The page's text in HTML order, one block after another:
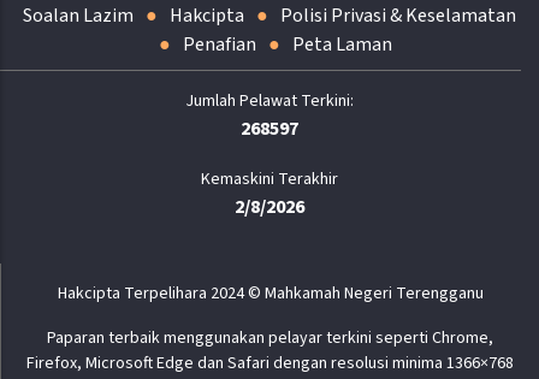
Soalan Lazim Hakcipta
Polisi Privasi & Keselamatan
Penafian
Peta Laman
268597
Kemaskini Terakhir
2/8/2026
Hakcipta Terpelihara 2024 © Mahkamah Negeri Terengganu
Paparan terbaik menggunakan pelayar terkini seperti Chrome,
Firefox, Microsoft Edge dan Safari dengan resolusi minima 1366×768